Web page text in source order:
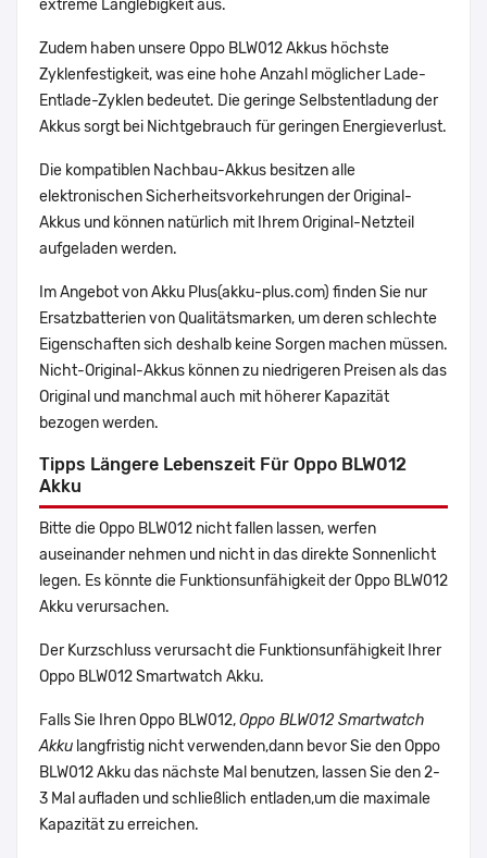
extreme Langlebigkeit aus.
Zudem haben unsere Oppo BLW012 Akkus höchste
Zyklenfestigkeit, was eine hohe Anzahl möglicher Lade-
Entlade-Zyklen bedeutet. Die geringe Selbstentladung der
Akkus sorgt bei Nichtgebrauch für geringen Energieverlust.
Die kompatiblen Nachbau-Akkus besitzen alle
elektronischen Sicherheitsvorkehrungen der Original-
Akkus und können natürlich mit Ihrem Original-Netzteil
aufgeladen werden.
Im Angebot von Akku Plus(akku-plus.com) finden Sie nur
Ersatzbatterien von Qualitätsmarken, um deren schlechte
Eigenschaften sich deshalb keine Sorgen machen müssen.
Nicht-Original-Akkus können zu niedrigeren Preisen als das
Original und manchmal auch mit höherer Kapazität
bezogen werden.
Tipps Längere Lebenszeit Für Oppo BLW012
Akku
Bitte die Oppo BLW012 nicht fallen lassen, werfen
auseinander nehmen und nicht in das direkte Sonnenlicht
legen. Es könnte die Funktionsunfähigkeit der Oppo BLW012
Akku verursachen.
Der Kurzschluss verursacht die Funktionsunfähigkeit Ihrer
Oppo BLW012 Smartwatch Akku.
Falls Sie Ihren Oppo BLW012,Oppo BLW012 Smartwatch
Akku langfristig nicht verwenden,dann bevor Sie den Oppo
BLW012 Akku das nächste Mal benutzen, lassen Sie den 2-
3 Mal aufladen und schließlich entladen,um die maximale
Kapazität zu erreichen.